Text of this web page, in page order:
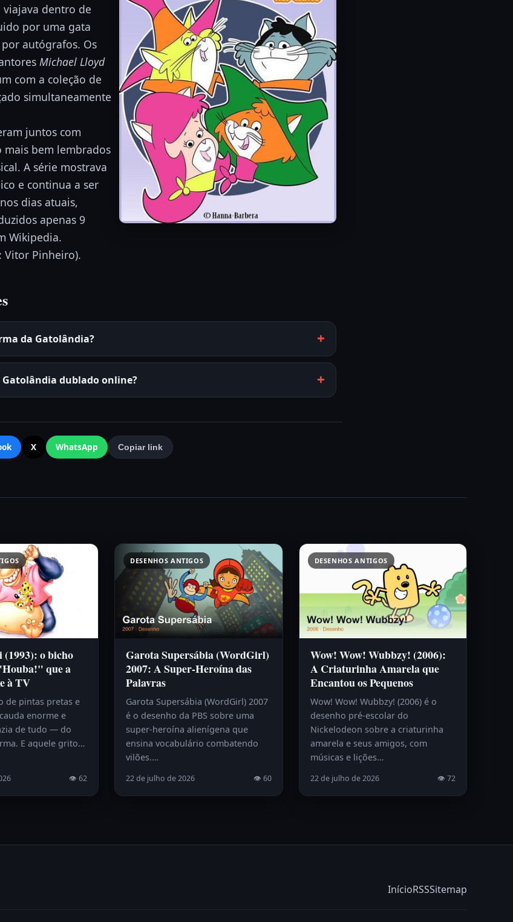
dentro de
por uma gata
por autógrafos. Os
Michael Lloyd
com a coleção de
simultaneamente
juntos com
mais bem lembrados
A série mostrava
e continua a ser
dias atuais,
apenas 9
Wikipedia.
Vitor Pinheiro).
da Gatolândia?
dublado online?
X WhatsApp Copiar link
o bicho
que a
à TV
de pintas pretas e
enorme e
de tudo — do
E aquele grito…
👁 62
DESENHOS ANTIGOS
Garota Supersábia (WordGirl)
2007: A Super-Heroína das
Palavras
Garota Supersábia (WordGirl) 2007
é o desenho da PBS sobre uma
super-heroína alienígena que
ensina vocabulário combatendo
vilões.…
22 de julho de 2026 👁 60
DESENHOS ANTIGOS
Wow! Wow! Wubbzy! (2006):
A Criaturinha Amarela que
Encantou os Pequenos
Wow! Wow! Wubbzy! (2006) é o
desenho pré-escolar do
Nickelodeon sobre a criaturinha
amarela e seus amigos, com
músicas e lições…
22 de julho de 2026 👁 72
InícioRSSSitemap